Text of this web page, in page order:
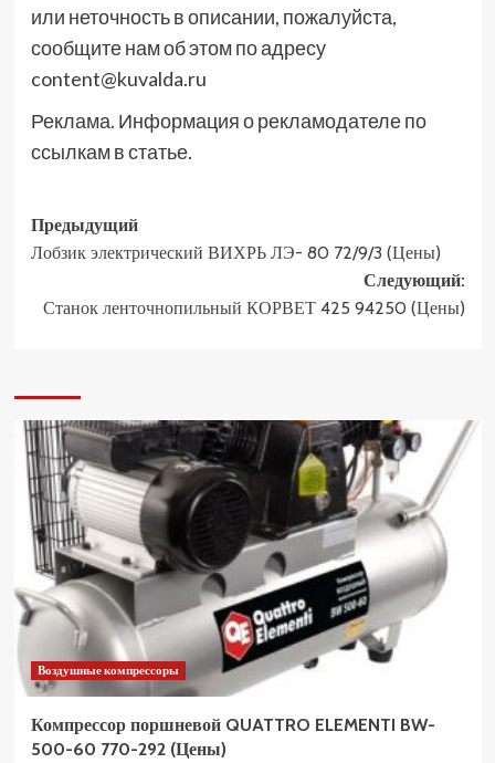
или неточность в описании, пожалуйста,
сообщите нам об этом по адресу
content@kuvalda.ru
Реклама. Информация о рекламодателе по
ссылкам в статье.
Навигация
записи
Предыдущий
Лобзик электрический ВИХРЬ ЛЭ- 80 72/9/3 (Цены)
Следующий:
Станок ленточнопильный КОРВЕТ 425 94250 (Цены)
Воздушные компрессоры
Компрессор поршневой QUATTRO ELEMENTI BW-
500-60 770-292 (Цены)